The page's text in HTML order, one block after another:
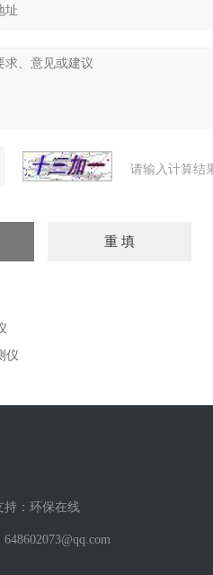
请输入计算结
仪
： 环保在线